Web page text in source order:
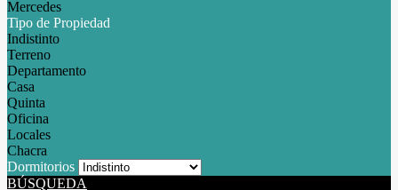
Mercedes
Tipo de Propiedad
Indistinto
Terreno
Departamento
Casa
Quinta
Oficina
Locales
Chacra
Dormitorios
BÚSQUEDA